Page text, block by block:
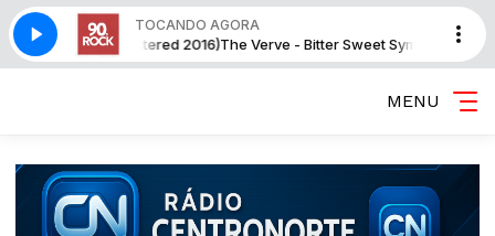
TOCANDO AGORA
(Remastered 2016)The Verve - Bitter Sweet Symphony
MENU